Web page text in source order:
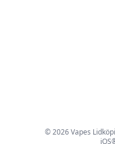
© 2026 Vapes